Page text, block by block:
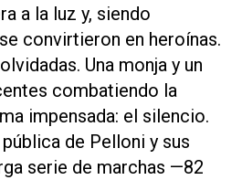
a la luz y, siendo
convirtieron en heroínas.
Una monja y un
combatiendo la
impensada: el silencio.
de Pelloni y sus
serie de marchas —82